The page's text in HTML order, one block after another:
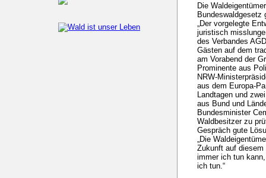
Die
Bundeswaldgesetz
„Der vorgelegte
juristisch
des Verbandes
Gästen auf dem
am Vorabend der
Prominente aus
NRW-
aus dem Europa-
Landtagen und
aus Bund und
Bundesminister
Waldbesitzer zu
Gespräch gute
„Die
Zukunft auf
immer ich tun
ich tun.“